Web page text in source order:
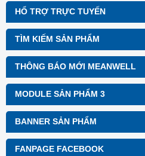
HỔ TRỢ TRỰC TUYẾN
TÌM KIẾM SẢN PHẨM
THÔNG BÁO MỚI MEANWELL
MODULE SẢN PHẨM 3
BANNER SẢN PHẨM
FANPAGE FACEBOOK